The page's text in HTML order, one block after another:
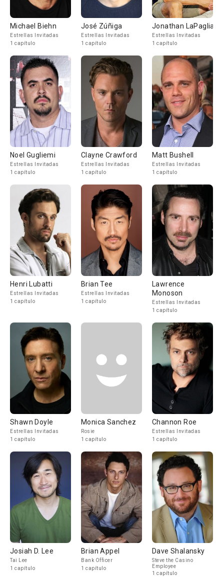
Michael Biehn
Estrellas Invitadas
1 capítulo
José Zúñiga
Estrellas Invitadas
1 capítulo
Jonathan LaPaglia
Estrellas Invitadas
1 capítulo
Noel Gugliemi
Estrellas Invitadas
1 capítulo
Clayne Crawford
Estrellas Invitadas
1 capítulo
Matt Bushell
Estrellas Invitadas
1 capítulo
Henri Lubatti
Estrellas Invitadas
1 capítulo
Brian Tee
Estrellas Invitadas
1 capítulo
Lawrence
Monoson
Estrellas Invitadas
1 capítulo
Shawn Doyle
Estrellas Invitadas
1 capítulo
Monica Sanchez
Rosie
1 capítulo
Channon Roe
Estrellas Invitadas
1 capítulo
Josiah D. Lee
Tai Lee
1 capítulo
Brian Appel
Bank Officer
1 capítulo
Dave Shalansky
Steve the Casino
Employee
1 capítulo